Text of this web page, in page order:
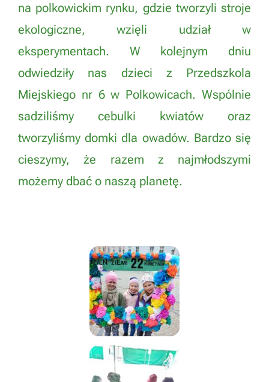
na polkowickim rynku, gdzie tworzyli stroje
ekologiczne, wzięli udział w
eksperymentach. W kolejnym dniu
odwiedziły nas dzieci z Przedszkola
Miejskiego nr 6 w Polkowicach. Wspólnie
sadziliśmy cebulki kwiatów oraz
tworzyliśmy domki dla owadów. Bardzo się
cieszymy, że razem z najmłodszymi
możemy dbać o naszą planetę.